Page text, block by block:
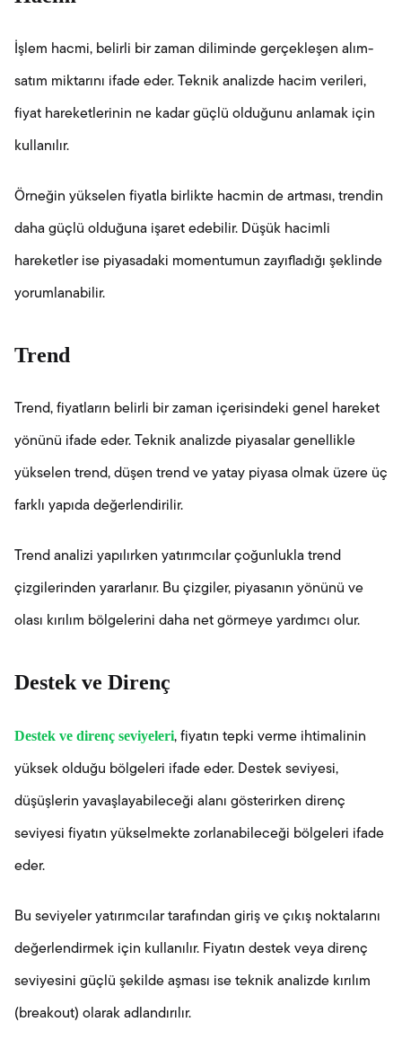
İşlem hacmi, belirli bir zaman diliminde gerçekleşen alım-
satım miktarını ifade eder. Teknik analizde hacim verileri,
fiyat hareketlerinin ne kadar güçlü olduğunu anlamak için
kullanılır.
Örneğin yükselen fiyatla birlikte hacmin de artması, trendin
daha güçlü olduğuna işaret edebilir. Düşük hacimli
hareketler ise piyasadaki momentumun zayıfladığı şeklinde
yorumlanabilir.
Trend
Trend, fiyatların belirli bir zaman içerisindeki genel hareket
yönünü ifade eder. Teknik analizde piyasalar genellikle
yükselen trend, düşen trend ve yatay piyasa olmak üzere üç
farklı yapıda değerlendirilir.
Trend analizi yapılırken yatırımcılar çoğunlukla trend
çizgilerinden yararlanır. Bu çizgiler, piyasanın yönünü ve
olası kırılım bölgelerini daha net görmeye yardımcı olur.
Destek ve Direnç
Destek ve direnç seviyeleri, fiyatın tepki verme ihtimalinin
yüksek olduğu bölgeleri ifade eder. Destek seviyesi,
düşüşlerin yavaşlayabileceği alanı gösterirken direnç
seviyesi fiyatın yükselmekte zorlanabileceği bölgeleri ifade
eder.
Bu seviyeler yatırımcılar tarafından giriş ve çıkış noktalarını
değerlendirmek için kullanılır. Fiyatın destek veya direnç
seviyesini güçlü şekilde aşması ise teknik analizde kırılım
(breakout) olarak adlandırılır.